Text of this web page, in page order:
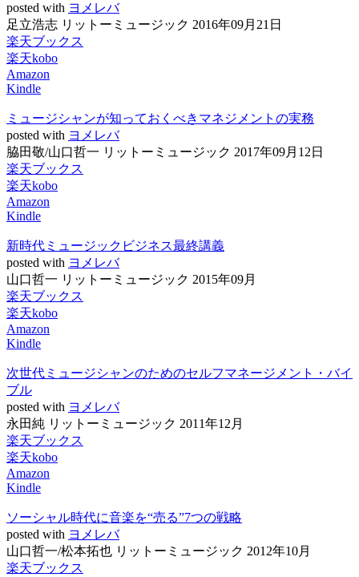
posted with ヨメレバ
足立浩志 リットーミュージック 2016年09月21日
楽天ブックス
楽天kobo
Amazon
Kindle
ミュージシャンが知っておくべきマネジメントの実務
posted with ヨメレバ
脇田敬/山口哲一 リットーミュージック 2017年09月12日
楽天ブックス
楽天kobo
Amazon
Kindle
新時代ミュージックビジネス最終講義
posted with ヨメレバ
山口哲一 リットーミュージック 2015年09月
楽天ブックス
楽天kobo
Amazon
Kindle
次世代ミュージシャンのためのセルフマネージメント・バイ
ブル
posted with ヨメレバ
永田純 リットーミュージック 2011年12月
楽天ブックス
楽天kobo
Amazon
Kindle
ソーシャル時代に音楽を“売る”7つの戦略
posted with ヨメレバ
山口哲一/松本拓也 リットーミュージック 2012年10月
楽天ブックス